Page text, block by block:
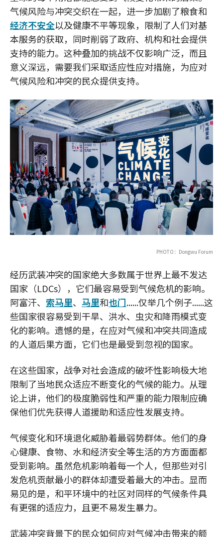
气候风险与冲突交织在一起，进一步加剧了粮食和
经济不安全以及健康不平等现象，限制了人们对基
本服务的获取，同时削弱了政府、机构和社会提供
支持的能力。这种叠加的挑战不仅影响广泛，而且
意义深远，需要我们采取适应性应对措施，为应对
气候风险和冲突的民众提供支持。
PHOTO：Dongwu Forum
经历武装冲突的国家绝大多数属于世界上最不发达
国家（LDCs），它们最容易受到气候危机的影响。
阿富汗、 索马里、 马里和也门......仅举几个例子......这
些国家很容易受到干旱、洪水、虫灾和降雨模式变
化的影响。遗憾的是，在应对气候和冲突共同造成
的人道后果方面，它们也是最受到忽视的国家。
在这些国家，战争对社会造成的破坏性影响极大地
限制了当地民众适应不断变化的气候的能力。从理
论上讲，他们的极度脆弱性和严重的能力限制应确
保他们优先获得人道援助和适应性发展支持。
气候变化和环境退化威胁着最弱势群体。他们的身
心健康、食物、水和经济安全等生活的方方面面都
受到影响。虽然危机影响着每一个人，但那些对引
发危机贡献最小的群体却遭受着最大的冲击。显而
易见的是，和平环境中的社区对同样的气候条件具
有更强的适应力，且更不易发生暴力。
武装冲突背景下的民众如何应对气候冲击带来的额